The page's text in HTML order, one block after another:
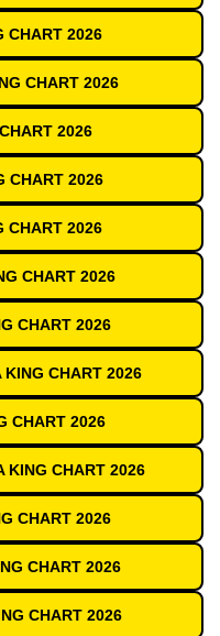
CHART 2026
CHART 2026
2026
CHART 2026
CHART 2026
CHART 2026
CHART 2026
CHART 2026
CHART 2026
KING CHART 2026
CHART 2026
CHART 2026
CHART 2026